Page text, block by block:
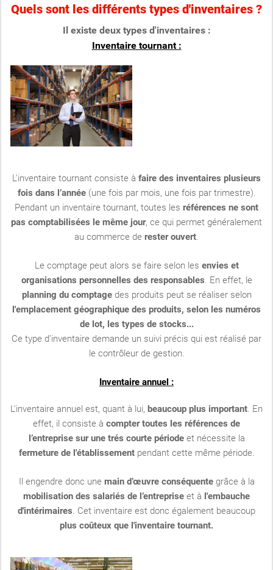
Quels sont les différents types d'inventaires ?
Il existe deux types d'inventaires :
Inventaire tournant :
L'inventaire tournant consiste à faire des inventaires plusieurs
fois dans l’année(une fois par mois, une fois par trimestre).
Pendant un inventaire tournant, toutes les références ne sont
pas comptabilisées le même jour, ce qui permet généralement
au commerce de rester ouvert.
Le comptage peut alors se faire selon les envies et
organisations personnelles des responsables. En effet, le
planning du comptagedes produits peut se réaliser selon
l'emplacement géographique des produits, selon les numéros
de lot, les types de stocks...
Ce type d’inventaire demande un suivi précis qui est réalisé par
le contrôleur de gestion.
Inventaire annuel :
L'inventaire annuel est, quant à lui, beaucoup plus important. En
effet, il consiste à compter toutes les références de
l’entreprise sur une trés courte périodeet nécessite la
fermeture de l'établissementpendant cette même période.
Il engendre donc une main d’œuvre conséquentegrâce à la
mobilisation des salariés de l’entreprise et à l'embauche
d'intérimaires. Cet inventaire est donc également beaucoup
plus coûteux que l'inventaire tournant.